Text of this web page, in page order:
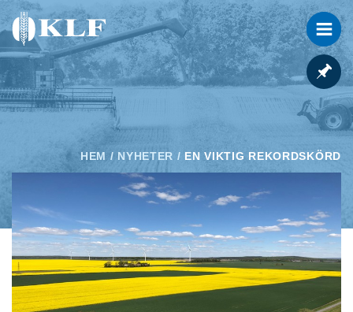
HEM / NYHETER / EN VIKTIG REKORDSKÖRD